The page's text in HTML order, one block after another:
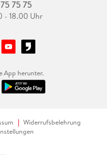
75 75
- 18.00 Uhr
App herunter.
Widerrufsbelehrung